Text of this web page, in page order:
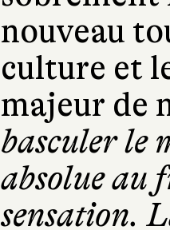
nouveau
culture et
majeur de
basculer le
absolue au
sensation.